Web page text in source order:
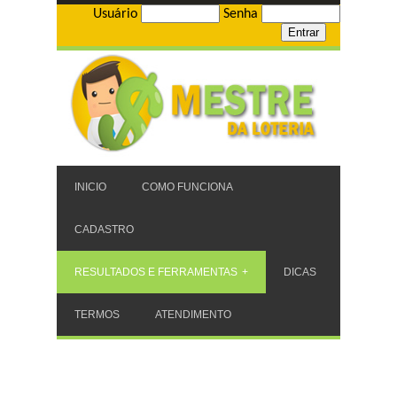
Usuário Senha
INICIO COMO FUNCIONA
CADASTRO
RESULTADOS E FERRAMENTAS DICAS
TERMOS ATENDIMENTO